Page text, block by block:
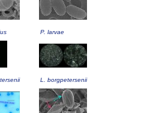
P. larvae
L. borgpetersenii